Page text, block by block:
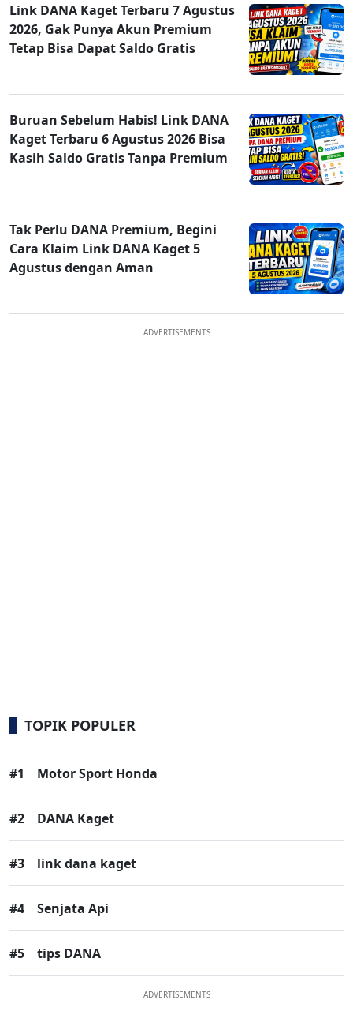
Link DANA Kaget Terbaru 7 Agustus
2026, Gak Punya Akun Premium
Tetap Bisa Dapat Saldo Gratis
Buruan Sebelum Habis! Link DANA
Kaget Terbaru 6 Agustus 2026 Bisa
Kasih Saldo Gratis Tanpa Premium
Tak Perlu DANA Premium, Begini
Cara Klaim Link DANA Kaget 5
Agustus dengan Aman
ADVERTISEMENTS
TOPIK POPULER
#1 Motor Sport Honda
#2 DANA Kaget
#3 link dana kaget
#4 Senjata Api
#5 tips DANA
ADVERTISEMENTS